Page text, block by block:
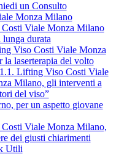
un Consulto
Monza Milano
Viale Monza Milano
durata
Viso Costi Viale Monza
la laserterapia del volto
Lifting Viso Costi Viale
Milano, gli interventi a
del viso”
per un aspetto giovane
Viale Monza Milano,
dei giusti chiarimenti
Utili